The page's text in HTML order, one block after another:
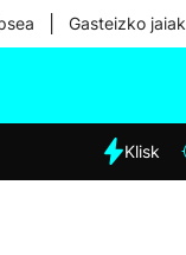
Gasteizko jaiak
Eguraldia
Klisk